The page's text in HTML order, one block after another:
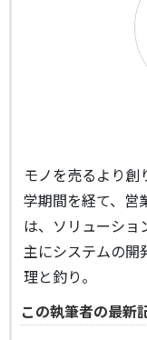
モノを売るより創
学期間を経て、営
は、ソリューショ
主にシステムの開
理と釣り。
この執筆者の最新